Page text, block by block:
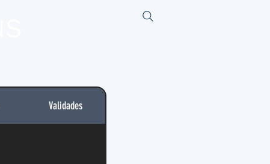
Validades